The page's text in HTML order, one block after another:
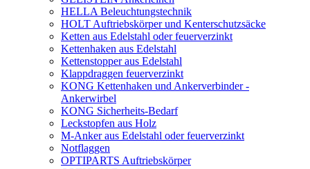
HELLA Beleuchtungstechnik
HOLT Auftriebskörper und Kenterschutzsäcke
Ketten aus Edelstahl oder feuerverzinkt
Kettenhaken aus Edelstahl
Kettenstopper aus Edelstahl
Klappdraggen feuerverzinkt
KONG Kettenhaken und Ankerverbinder -
Ankerwirbel
KONG Sicherheits-Bedarf
Leckstopfen aus Holz
M-Anker aus Edelstahl oder feuerverzinkt
Notflaggen
OPTIPARTS Auftriebskörper